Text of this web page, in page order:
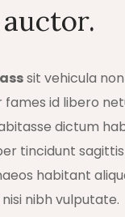
sit vehicula
id libero
dictum
tincidunt
habitant
nibh vulputate.